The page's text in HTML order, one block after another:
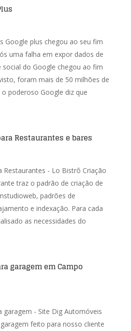
Google plus chegou ao seu fim
uma falha em expor dados de
social do Google chegou ao fim
foram mais de 50 milhões de
poderoso Google diz que
Restaurantes e bares
Restaurantes - Lo Bistrô Criação
traz o padrão de criação de
padrões de
e indexação. Para cada
as necessidades do
garagem em Campo
garagem - Site Dig Automóveis
feito para nosso cliente